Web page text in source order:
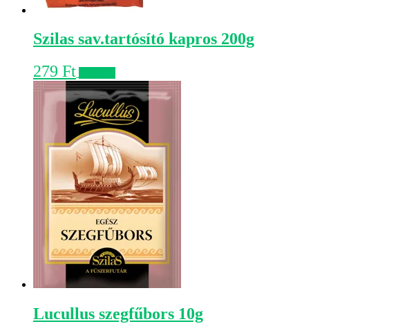
Szilas sav.tartósító kapros 200g
279 Ft
Lucullus szegfűbors 10g